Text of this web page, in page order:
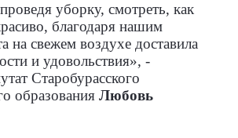
уборку, смотреть, как
благодаря нашим
на свежем воздухе доставила
и удовольствия», -
Старобурасского
образования Любовь